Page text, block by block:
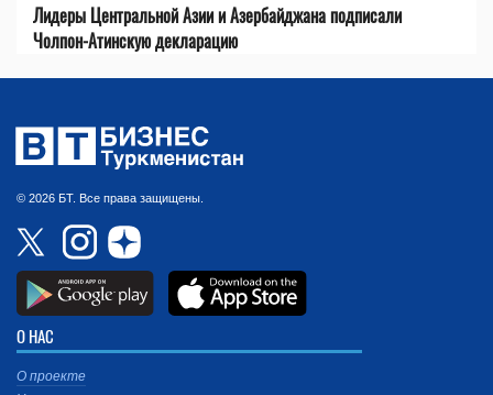
Лидеры Центральной Азии и Азербайджана подписали
Чолпон-Атинскую декларацию
© 2026 БТ. Все права защищены.
О НАС
О проекте